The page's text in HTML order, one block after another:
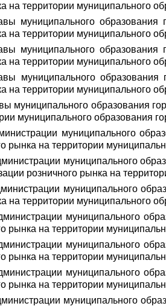
на территории муниципального
муниципального
на территории муниципального
муниципального
на территории муниципального
муниципального
на территории муниципального
муниципального образования
муниципального образования
муниципального
рынка на территории
муниципального
розничного рынка на
муниципального
на территории муниципального
муниципального
рынка на территории
муниципального
рынка на территории
муниципального
рынка на территории
муниципального